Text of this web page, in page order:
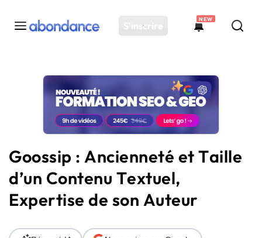
S'inscrire
NEW
Toutes les actus
Actus SEO
Plateforme
Solutions
Ressources
Audit SEO
Goossip : Ancienneté et Taille
d’un Contenu Textuel,
Expertise de son Auteur